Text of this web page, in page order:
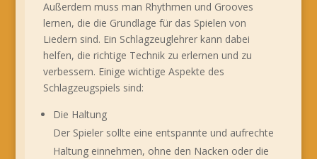
Außerdem muss man Rhythmen und Grooves
lernen, die die Grundlage für das Spielen von
Liedern sind. Ein Schlagzeuglehrer kann dabei
helfen, die richtige Technik zu erlernen und zu
verbessern. Einige wichtige Aspekte des
Schlagzeugspiels sind:
Die Haltung
Der Spieler sollte eine entspannte und aufrechte
Haltung einnehmen, ohne den Nacken oder die